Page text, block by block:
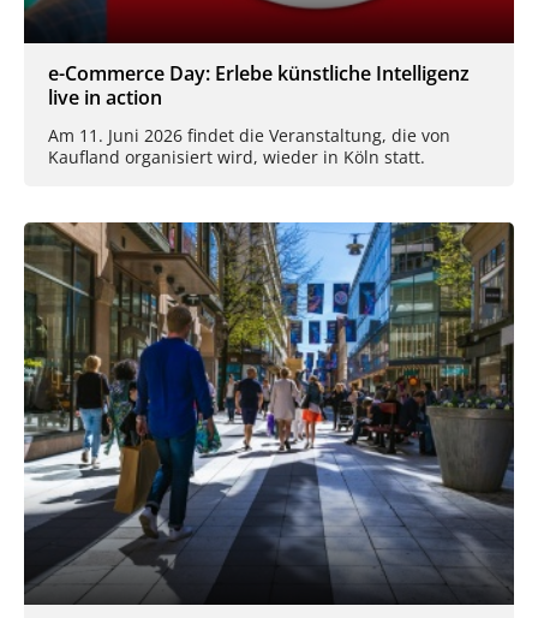
e-Commerce Day: Erlebe künstliche Intelligenz
live in action
Am 11. Juni 2026 findet die Veranstaltung, die von
Kaufland organisiert wird, wieder in Köln statt.